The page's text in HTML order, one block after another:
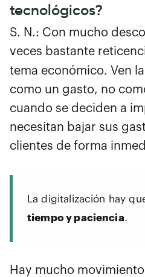
tecnológicos?
S. N.: Con mucho
veces bastante
tema económico. Ven la
como un gasto, no
cuando se deciden a
necesitan bajar sus
clientes de forma
La digitalización hay
tiempo y paciencia.
Hay mucho